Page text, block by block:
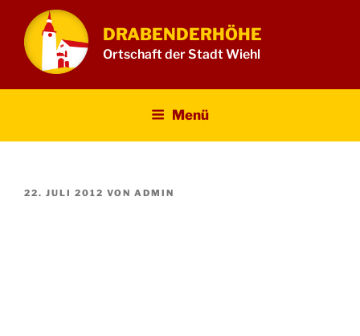
Inhalt
springen
DRABENDERHÖHE
Ortschaft der Stadt Wiehl
Menü
VERÖFFENTLICHT
22. JULI 2012 VON ADMIN